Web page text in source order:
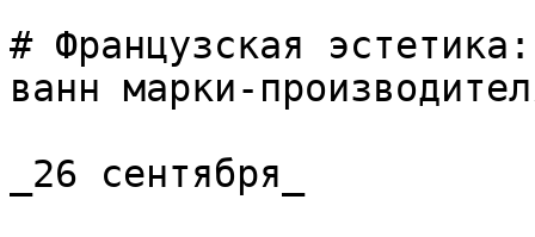
# Французская
ванн марки-
_26 сентября_